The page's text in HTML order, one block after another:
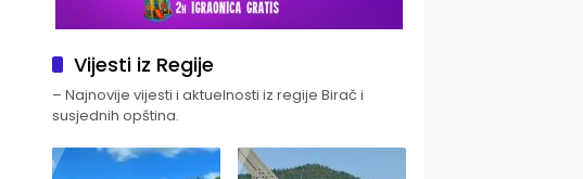
Vijesti iz Regije
– Najnovije vijesti i aktuelnosti iz regije Birač i
susjednih opština.